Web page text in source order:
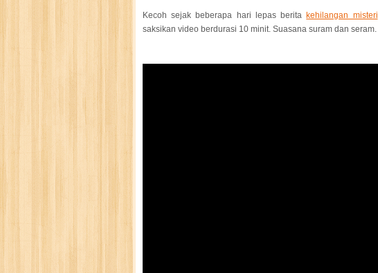
Kecoh sejak beberapa hari lepas berita kehilangan misteri
saksikan video berdurasi 10 minit. Suasana suram dan seram.